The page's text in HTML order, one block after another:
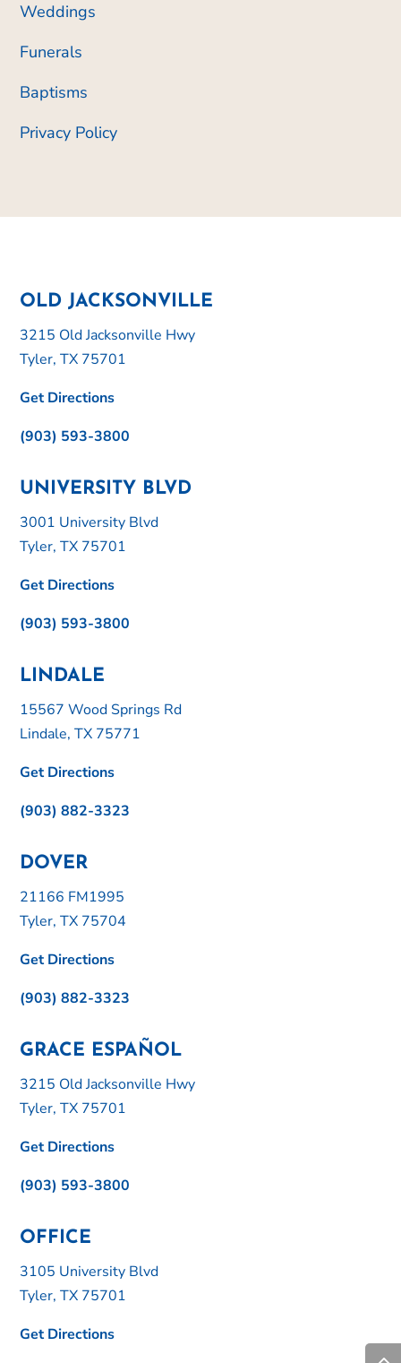
Weddings
Funerals
Baptisms
Privacy Policy
OLD JACKSONVILLE
3215 Old Jacksonville Hwy
Tyler, TX 75701
Get Directions
(903) 593-3800
UNIVERSITY BLVD
3001 University Blvd
Tyler, TX 75701
Get Directions
(903) 593-3800
LINDALE
15567 Wood Springs Rd
Lindale, TX 75771
Get Directions
(903) 882-3323
DOVER
21166 FM1995
Tyler, TX 75704
Get Directions
(903) 882-3323
GRACE ESPAÑOL
3215 Old Jacksonville Hwy
Tyler, TX 75701
Get Directions
(903) 593-3800
OFFICE
3105 University Blvd
Tyler, TX 75701
Get Directions